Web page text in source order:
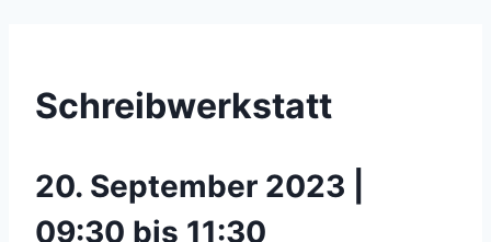
Schreibwerkstatt
20. September 2023 |
09:30 bis 11:30